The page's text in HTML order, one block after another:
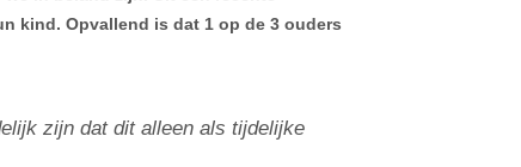
kind. Opvallend is dat 1 op de 3 ouders
zijn dat dit alleen als tijdelijke